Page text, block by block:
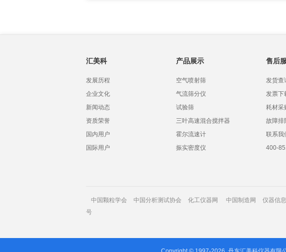
汇美科
发展历程
企业文化
新闻动态
资质荣誉
国内用户
国际用户
产品展示
空气喷射筛
气流筛分仪
试验筛
三叶高速混合搅拌器
霍尔流速计
振实密度仪
售后
发货查
发票下
耗材采
故障排
联系我
400-
中国颗粒学会 中国分析测试协会 化工仪器网 中国制造网 仪器信
号